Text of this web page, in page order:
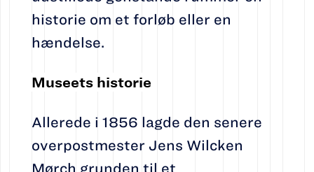
historie om et forløb eller en
hændelse.
Museets historie
Allerede i 1856 lagde den senere
overpostmester Jens Wilcken